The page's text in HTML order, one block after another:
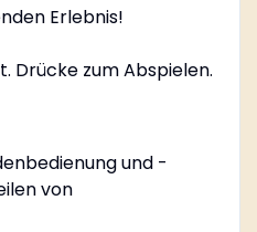
Erlebnis!
Drücke zum Abspielen.
und -
von